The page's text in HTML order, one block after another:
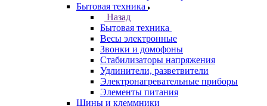
Бытовая техника
Назад
Бытовая техника
Весы электронные
Звонки и домофоны
Стабилизаторы напряжения
Удлинители, разветвители
Электронагревательные приборы
Элементы питания
Шины и клеммники